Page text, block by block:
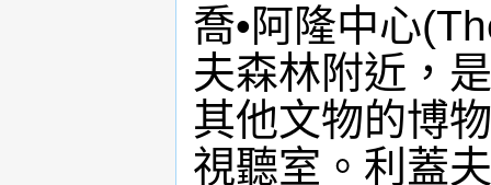
喬•阿隆中心
夫森林附近，
其他文物的博
視聽室。利蓋